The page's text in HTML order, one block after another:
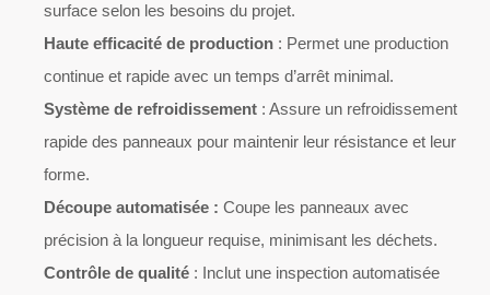
surface selon les besoins du projet.
Haute efficacité de production : Permet une production
continue et rapide avec un temps d’arrêt minimal.
Système de refroidissement : Assure un refroidissement
rapide des panneaux pour maintenir leur résistance et leur
forme.
Découpe automatisée : Coupe les panneaux avec
précision à la longueur requise, minimisant les déchets.
Contrôle de qualité : Inclut une inspection automatisée